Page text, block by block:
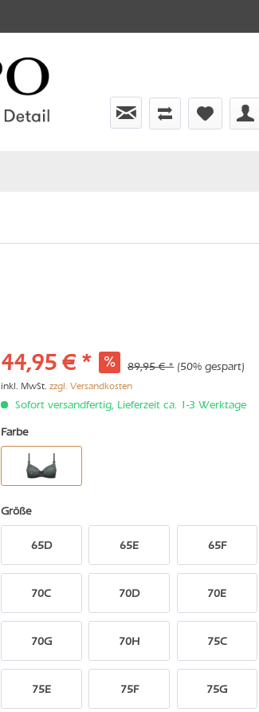
44,95 € * 89,95 € * (50% gespart)
inkl. MwSt.zzgl. Versandkosten
Sofort versandfertig, Lieferzeit ca. 1-3 Werktage
Farbe
Größe
65D 65E 65F
70C 70D 70E
70G 70H 75C
75E 75F 75G